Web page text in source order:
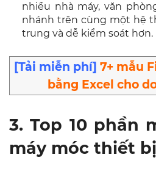
nhiều nhà máy, văn
nhánh trên cùng một hệ
trung và dễ kiểm soát hơn.
[Tải miễn phí] 7+ mẫu
bằng Excel cho
3. Top 10 phần
máy móc thiết